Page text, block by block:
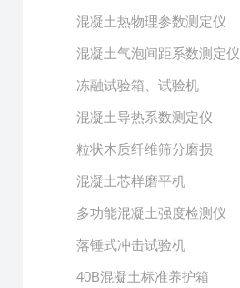
混凝土热物理参数测定仪
混凝土气泡间距系数测定仪
冻融试验箱、试验机
混凝土导热系数测定仪
粒状木质纤维筛分磨损
混凝土芯样磨平机
多功能混凝土强度检测仪
落锤式冲击试验机
40B混凝土标准养护箱